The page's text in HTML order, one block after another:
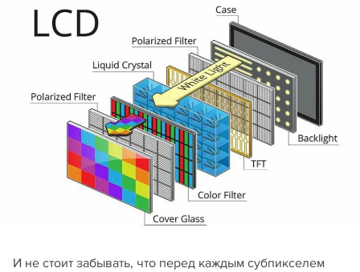
И не стоит забывать, что перед каждым субпикселем